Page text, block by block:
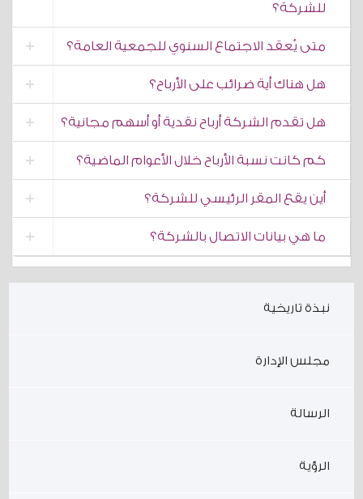
للشركة؟
متى يُعقد الاجتماع السنوي للجمعية العامة؟
هل هناك أية ضرائب على الأرباح؟
هل تقدم الشركة أرباح نقدية أو أسهم مجانية؟
كم كانت نسبة الأرباح خلال الأعوام الماضية؟
أين يقع المقر الرئيسي للشركة؟
ما هي بيانات الاتصال بالشركة؟
نبذة تاريخية
مجلس الإدارة
الرسالة
الرؤية